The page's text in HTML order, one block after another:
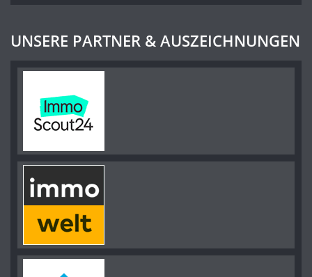
UNSERE PARTNER & AUSZEICHNUNGEN